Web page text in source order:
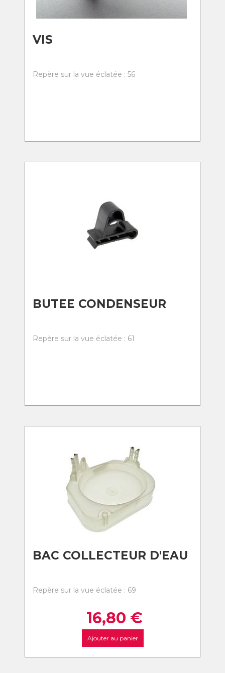
VIS
Repère sur la vue éclatée : 56
BUTEE CONDENSEUR
Repère sur la vue éclatée : 61
BAC COLLECTEUR D'EAU
Repère sur la vue éclatée : 69
16,80 €
Ajouter au panier